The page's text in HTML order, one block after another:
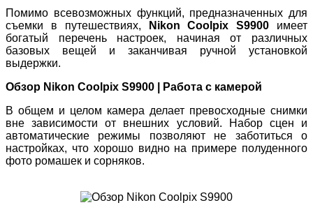
Помимо всевозможных функций, предназначенных для
съемки в путешествиях,
Nikon Coolpix S9900 имеет
богатый перечень настроек, начиная от различных
базовых вещей и заканчивая ручной установкой
выдержки.
Обзор Nikon Coolpix S9900 | Работа с камерой
В общем и целом камера делает превосходные снимки
вне зависимости от внешних условий. Набор сцен и
автоматические режимы позволяют не заботиться о
настройках, что хорошо видно на примере полуденного
фото ромашек и сорняков.